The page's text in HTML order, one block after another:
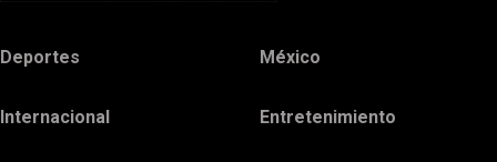
Deportes México
Internacional Entretenimiento